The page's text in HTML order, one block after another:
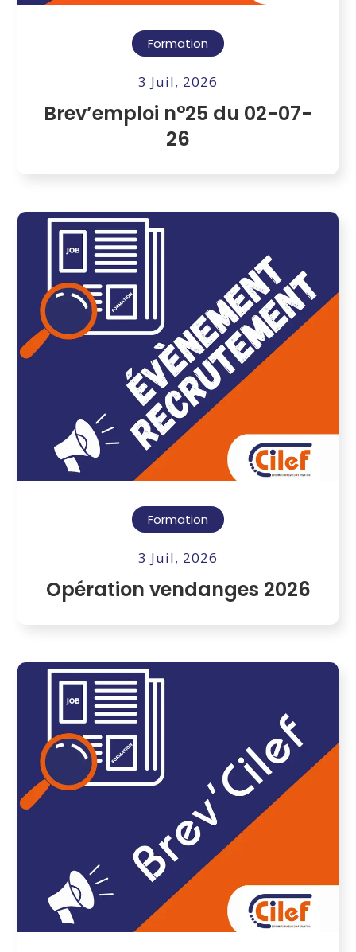
Formation
3 Juil, 2026
Brev’emploi n°25 du 02-07-
26
Formation
3 Juil, 2026
Opération vendanges 2026